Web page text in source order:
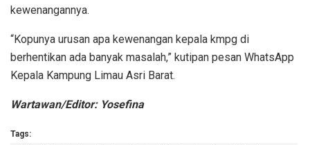
kewenangannya.
“Kopunya urusan apa kewenangan kepala kmpg di
berhentikan ada banyak masalah,” kutipan pesan WhatsApp
Kepala Kampung Limau Asri Barat.
Wartawan/Editor: Yosefina
Tags: